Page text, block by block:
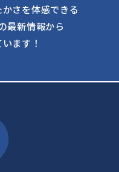
さを体感できる
最新情報から
ます！